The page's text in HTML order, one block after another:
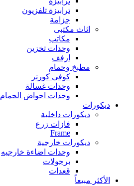
ترابيزة تلفزيون
جزامة
اثاث مكتبى
مكاتب
وحدات تخزين
ارفف
مطبخ وحمام
كوفى كورنر
وحدات غسالة
وحدات احواض الحمام
ديكورات
ديكورات داخلية
فازات زرع
Frame
ديكورات خارجية
وحدات اضاءة خارجيه
برجولات
قعدات
الأكثر مبيعاً